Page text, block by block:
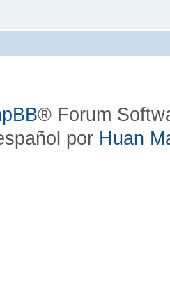
® Forum
por Huan